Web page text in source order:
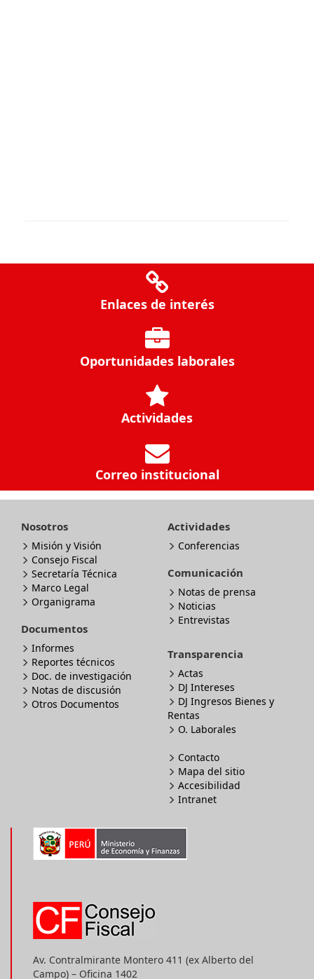
Enlaces de interés
Oportunidades laborales
Actividades
Correo institucional
Nosotros
Misión y Visión
Consejo Fiscal
Secretaría Técnica
Marco Legal
Organigrama
Documentos
Informes
Reportes técnicos
Doc. de investigación
Notas de discusión
Otros Documentos
Actividades
Conferencias
Comunicación
Notas de prensa
Noticias
Entrevistas
Transparencia
Actas
DJ Intereses
DJ Ingresos Bienes y
Rentas
O. Laborales
Contacto
Mapa del sitio
Accesibilidad
Intranet
Av. Contralmirante Montero 411 (ex Alberto del
Campo) – Oficina 1402